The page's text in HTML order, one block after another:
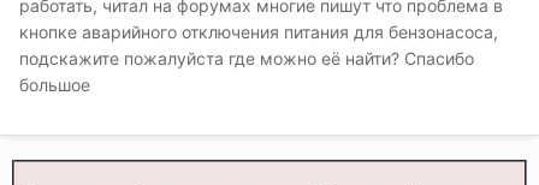
работать, читал на форумах многие пишут что проблема в
кнопке аварийного отключения питания для бензонасоса,
подскажите пожалуйста где можно её найти? Спасибо
большое